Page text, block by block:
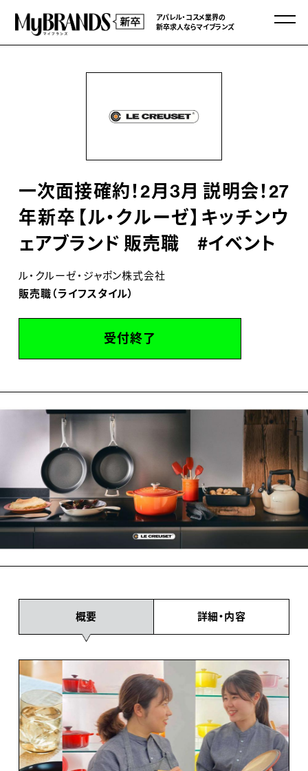
アパレル・コスメ業界の
新卒求人ならマイブランズ
一次面接確約！2月3月 説明会！27
年新卒【ル・クルーゼ】キッチンウ
ェアブランド 販売職 #イベント
ル・クルーゼ・ジャポン株式会社
販売職（ライフスタイル）
受付終了
概要 詳細・内容